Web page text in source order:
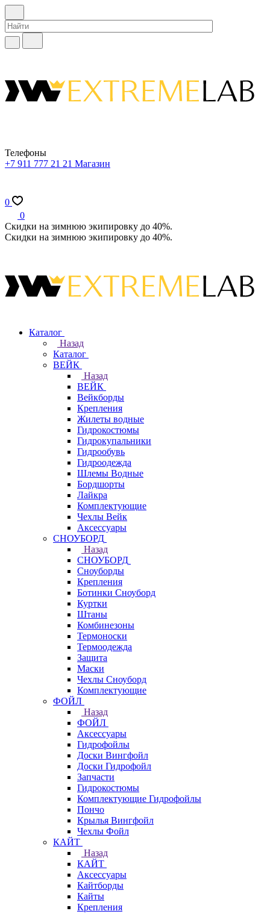
Телефоны
+7 911 777 21 21 Магазин
0
0
Скидки на зимнюю экипировку до 40%.
Скидки на зимнюю экипировку до 40%.
Каталог
Назад
Каталог
ВЕЙК
Назад
ВЕЙК
Вейкборды
Крепления
Жилеты водные
Гидрокостюмы
Гидрокупальники
Гидрообувь
Гидроодежда
Шлемы Водные
Бордшорты
Лайкра
Комплектующие
Чехлы Вейк
Аксессуары
СНОУБОРД
Назад
СНОУБОРД
Сноуборды
Крепления
Ботинки Сноуборд
Куртки
Штаны
Комбинезоны
Термоноски
Термоодежда
Защита
Маски
Чехлы Сноуборд
Комплектующие
ФОЙЛ
Назад
ФОЙЛ
Аксессуары
Гидрофойлы
Доски Вингфойл
Доски Гидрофойл
Запчасти
Гидрокостюмы
Комплектующие Гидрофойлы
Пончо
Крылья Вингфойл
Чехлы Фойл
КАЙТ
Назад
КАЙТ
Аксессуары
Кайтборды
Кайты
Крепления